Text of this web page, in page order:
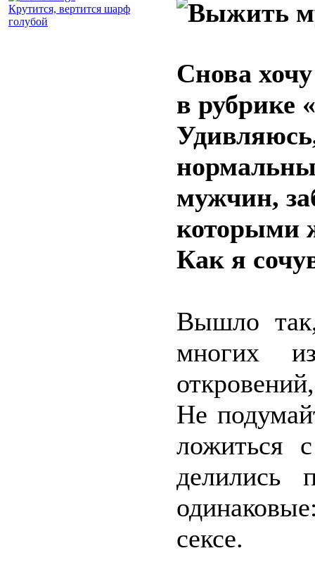
Крутится, вертится шарф
голубой
Снова
в рубрике
мужчин,
которыми
Как я
Вышло
многих
Не
ложиться
делились
сексе.